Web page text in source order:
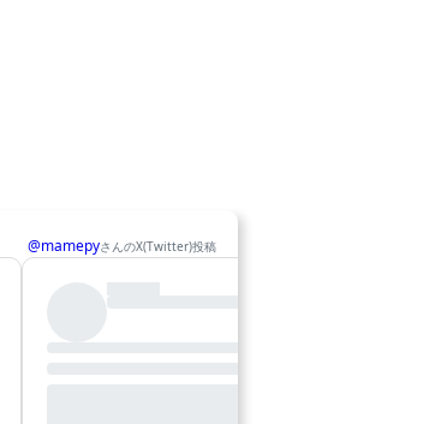
@mamepyさんのX(Twitter)投稿